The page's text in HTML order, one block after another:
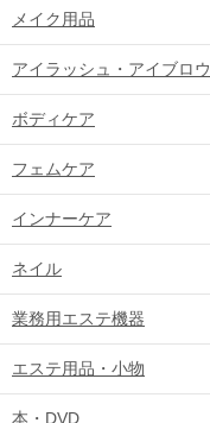
メイク用品
アイラッシュ・アイブロウ
ボディケア
フェムケア
インナーケア
ネイル
業務用エステ機器
エステ用品・小物
本・DVD